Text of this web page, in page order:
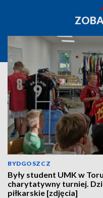
BYDGOSZCZ
Były student UMK w
charytatywny turniej.
piłkarskie [zdjęcia]